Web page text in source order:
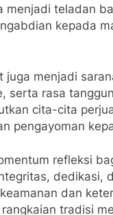
menjadi teladan
kepada
menjadi
serta rasa
cita-cita
pengayoman
refleksi
dedikasi,
dan
tradisi